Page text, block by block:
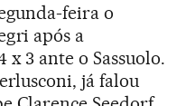
feira o
após a
3 ante o Sassuolo.
já falou